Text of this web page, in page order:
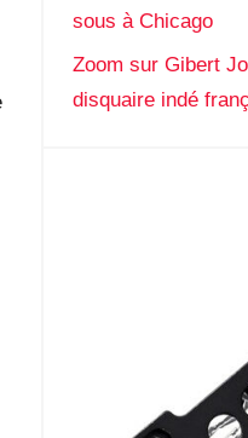
sous à Chicago
Zoom sur Gibert
disquaire indé